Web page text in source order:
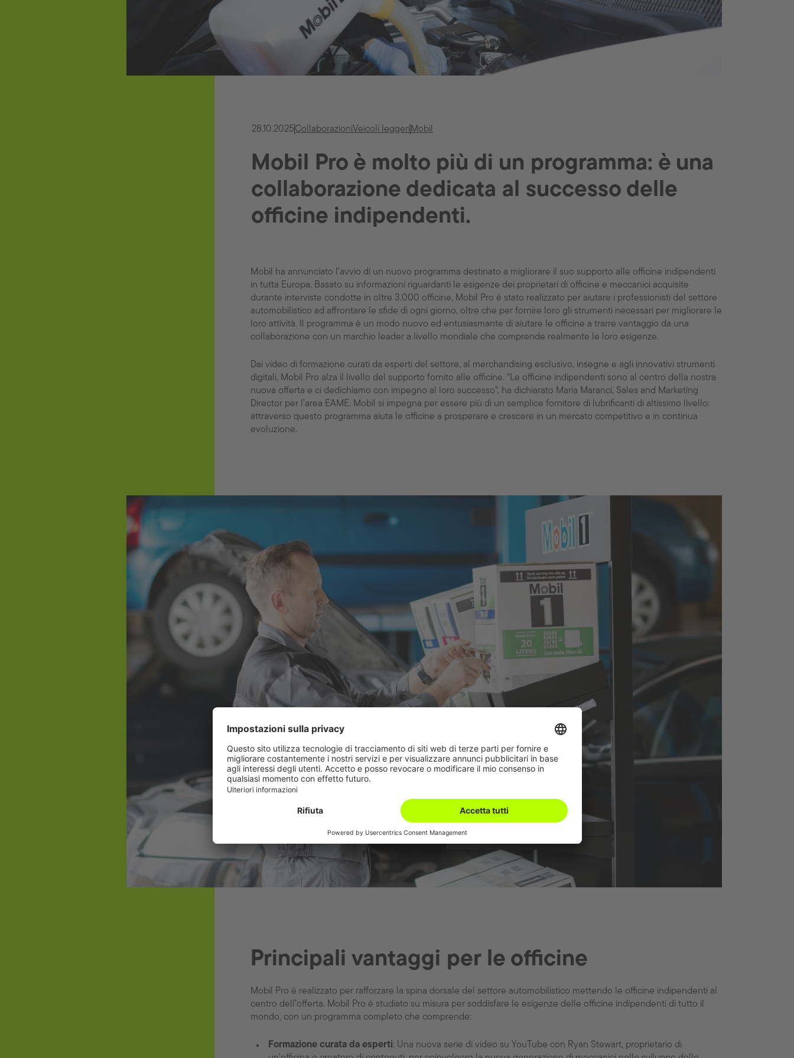
28.10.2025CollaborazioniVeicoli leggeri Mobil
Mobil Pro è molto più di un programma: è una
collaborazione dedicata al successo delle
officine indipendenti.
Mobil ha annunciato l’avvio di un nuovo programma destinato a migliorare il suo supporto alle officine indipendenti
in tutta Europa. Basato su informazioni riguardanti le esigenze dei proprietari di officine e meccanici acquisite
durante interviste condotte in oltre 3.000 officine, Mobil Pro è stato realizzato per aiutare i professionisti del settore
automobilistico ad affrontare le sfide di ogni giorno, oltre che per fornire loro gli strumenti necessari per migliorare le
loro attività. Il programma è un modo nuovo ed entusiasmante di aiutare le officine a trarre vantaggio da una
collaborazione con un marchio leader a livello mondiale che comprende realmente le loro esigenze.
Dai video di formazione curati da esperti del settore, al merchandising esclusivo, insegne e agli innovativi strumenti
digitali, Mobil Pro alza il livello del supporto fornito alle officine. “Le officine indipendenti sono al centro della nostra
nuova offerta e ci dedichiamo con impegno al loro successo”, ha dichiarato Maria Maranci, Sales and Marketing
Director per l’area EAME. Mobil si impegna per essere più di un semplice fornitore di lubrificanti di altissimo livello:
attraverso questo programma aiuta le officine a prosperare e crescere in un mercato competitivo e in continua
evoluzione.
Principali vantaggi per le officine
Mobil Pro è realizzato per rafforzare la spina dorsale del settore automobilistico mettendo le officine indipendenti al
centro dell’offerta. Mobil Pro è studiato su misura per soddisfare le esigenze delle officine indipendenti di tutto il
mondo, con un programma completo che comprende:
Formazione curata da esperti: Una nuova serie di video su YouTube con Ryan Stewart, proprietario di